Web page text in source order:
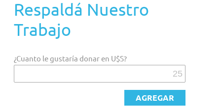
jóvenes de nuestro país, generando un impacto duradero y
positivo en su desarrollo personal que facilite su inserción
plena en la sociedad.
VISIÓN
en ávidos lectores para toda la vida, la vean como fuente de
placer, formación, información e inspiración, desarrollen un
Respaldá Nuestro
Trabajo
¿Cuanto le gustaría donar en U$S?